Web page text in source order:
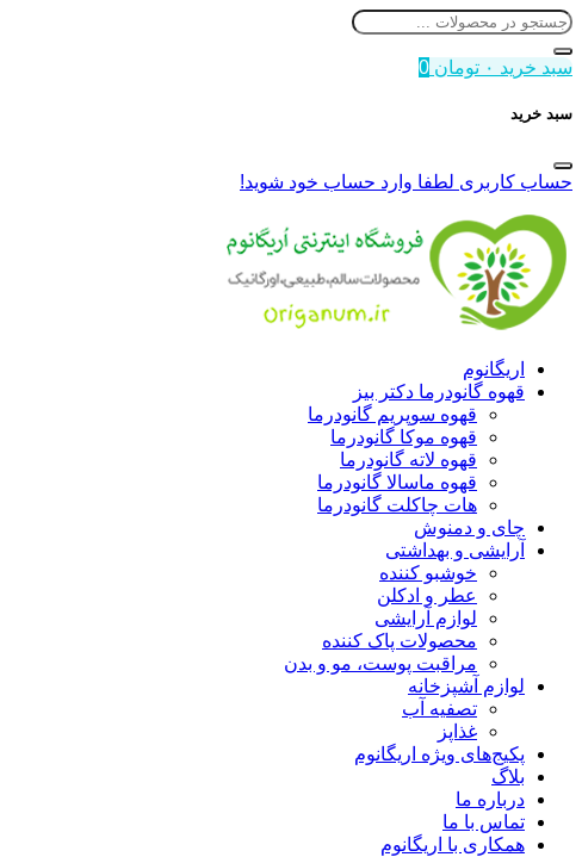
سبد خرید ۰ تومان 0
سبد خرید
حساب کاربری لطفا وارد حساب خود شوید!
اریگانوم
قهوه گانودرما دکتر بیز
قهوه سوپریم گانودرما
قهوه موکا گانودرما
قهوه لاته گانودرما
قهوه ماسالا گانودرما
هات چاکلت گانودرما
چای و دمنوش
آرایشی و بهداشتی
خوشبو کننده
عطر و ادکلن
لوازم آرایشی
محصولات پاک کننده
مراقبت پوست، مو و بدن
لوازم آشپزخانه
تصفیه آب
غذاپز
پکیج‌های ویژه اریگانوم
بلاگ
درباره ما
تماس با ما
همکاری با اریگانوم